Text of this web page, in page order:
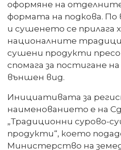
оформяне на
формата на подкова. По
и сушенето се прилага
националните
сушени продукти
спомага за постигане
външен вид.
Инициативата за
наименованието е на
„Традиционни сурово-
продукти“, което
Министерство на